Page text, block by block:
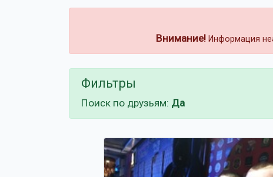
Внимание! Информация
Фильтры
Поиск по друзьям: Да